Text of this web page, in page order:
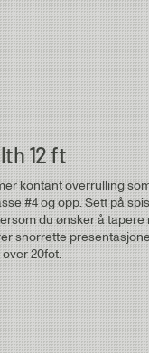
12 ft
kontant overrulling
#4 og opp. Sett på
du ønsker å tapere
snorrette
20fot.